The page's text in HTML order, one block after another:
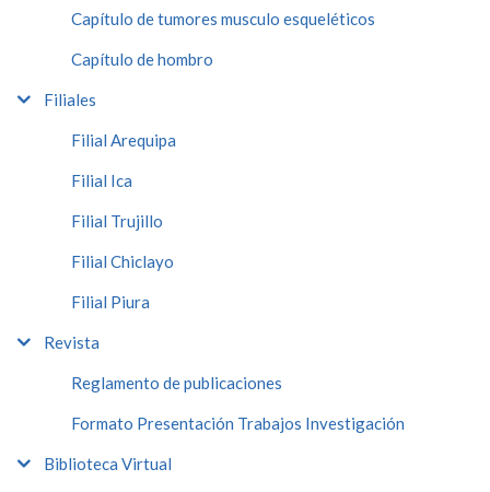
Capítulo de tumores musculo esqueléticos
Capítulo de hombro
Filiales
Filial Arequipa
Filial Ica
Filial Trujillo
Filial Chiclayo
Filial Piura
Revista
Reglamento de publicaciones
Formato Presentación Trabajos Investigación
Biblioteca Virtual